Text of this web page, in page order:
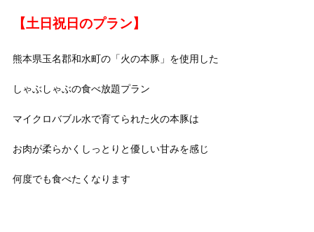
【土日祝日のプラン】
熊本県玉名郡和水町の「火の本豚」を使用した
しゃぶしゃぶの食べ放題プラン
マイクロバブル水で育てられた火の本豚は
お肉が柔らかくしっとりと優しい甘みを感じ
何度でも食べたくなります